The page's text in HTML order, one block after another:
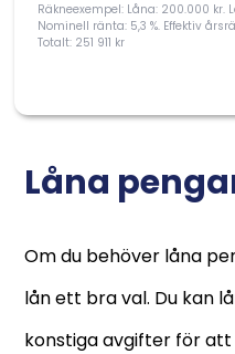
Räkneexempel: Låna: 200.000 kr.
Nominell ränta: 5,3 %. Effektiv
Totalt: 251 911 kr
Låna
Om du behöver låna
lån ett bra val. Du kan
konstiga avgifter för